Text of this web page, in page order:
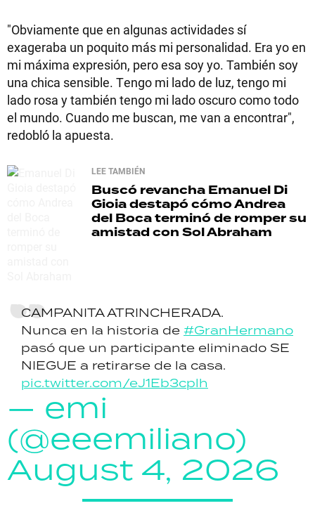
"Obviamente que en algunas actividades sí
exageraba un poquito más mi personalidad. Era yo en
mi máxima expresión, pero esa soy yo. También soy
una chica sensible. Tengo mi lado de luz, tengo mi
lado rosa y también tengo mi lado oscuro como todo
el mundo. Cuando me buscan, me van a encontrar",
redobló la apuesta.
LEE TAMBIÉN
Buscó revancha Emanuel Di
Gioia destapó cómo Andrea
del Boca terminó de romper su
amistad con Sol Abraham
CAMPANITA ATRINCHERADA.
Nunca en la historia de #GranHermano
pasó que un participante eliminado SE
NIEGUE a retirarse de la casa.
pic.twitter.com/eJ1Eb3cplh
— emi
(@eeemiliano)
August 4, 2026